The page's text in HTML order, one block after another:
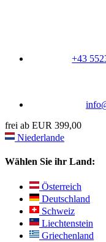
+43
frei ab EUR 399,00
Niederlande
Wählen Sie ihr Land:
Österreich
Deutschland
Schweiz
Liechtenstein
Griechenland